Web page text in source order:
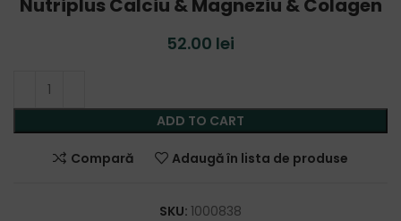
Nutriplus Calciu & Magneziu & Colagen
52.00 lei
ADD TO CART
Compară Adaugă în lista de produse
SKU: 1000838